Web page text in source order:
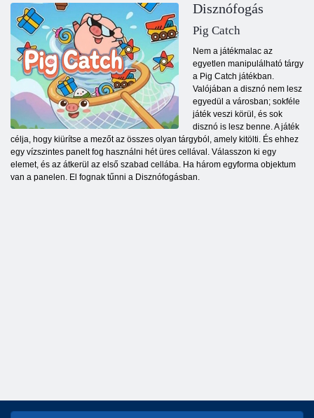
Disznófogás
Pig Catch
Nem a játékmalac az
egyetlen manipulálható tárgy
a Pig Catch játékban.
Valójában a disznó nem lesz
egyedül a városban; sokféle
játék veszi körül, és sok
disznó is lesz benne. A játék
célja, hogy kiürítse a mezőt az összes olyan tárgyból, amely kitölti. És ehhez
egy vízszintes panelt fog használni hét üres cellával. Válasszon ki egy
elemet, és az átkerül az első szabad cellába. Ha három egyforma objektum
van a panelen. El fognak tűnni a Disznófogásban.